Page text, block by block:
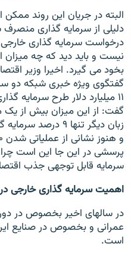
البته در جریان این روند
دلیلی از سرمایه گذاری
درخواست سرمایه گذاری
نیست و باید دید که چه میزان
بخود می گیرد. اخیرا وزیر
گفتگوی ویژه خبری شبکه دو
۱۱ میلیارد دلار طرح
گفت:‌ از این میزان بیش از
زبان دیگر تنها ۹
پرسشی در این جا این است چرا
سرمایه قابل توجهی جذب
اهمیت سرمایه گذاری خارجی
در سالهای اخیر بخصوص در
عمرانی و بخصوص در صنایع
است.